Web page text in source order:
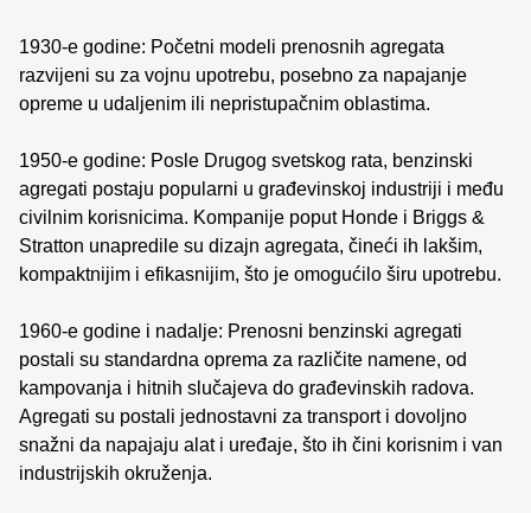
1930-e godine: Početni modeli prenosnih agregata
razvijeni su za vojnu upotrebu, posebno za napajanje
opreme u udaljenim ili nepristupačnim oblastima.
1950-e godine: Posle Drugog svetskog rata, benzinski
agregati postaju popularni u građevinskoj industriji i među
civilnim korisnicima. Kompanije poput Honde i Briggs &
Stratton unapredile su dizajn agregata, čineći ih lakšim,
kompaktnijim i efikasnijim, što je omogućilo širu upotrebu.
1960-e godine i nadalje: Prenosni benzinski agregati
postali su standardna oprema za različite namene, od
kampovanja i hitnih slučajeva do građevinskih radova.
Agregati su postali jednostavni za transport i dovoljno
snažni da napajaju alat i uređaje, što ih čini korisnim i van
industrijskih okruženja.